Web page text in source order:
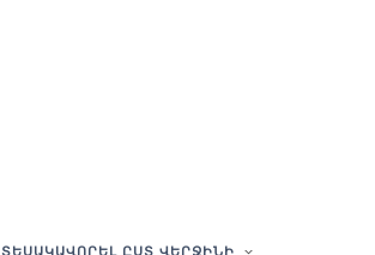
ՏԵՍԱԿԱՎՈՐԵԼ ԸՍՏ ՎԵՐՋԻՆԻ